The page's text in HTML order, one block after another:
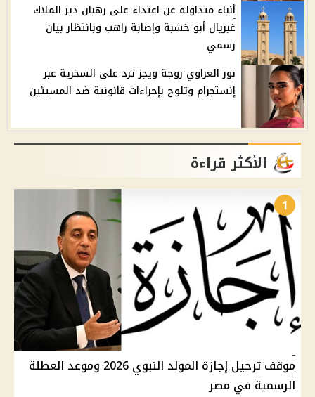
أنباء متداولة عن اعتداء على رهبان دير الملاك
غبريال أبو خشبة وإصابة راهب وبانتظار بيان
رسمي
نور العزاوي زوجة ويجز ترد على السخرية عبر
إنستجرام وتلوح بإجراءات قانونية ضد المسيئين
الأكثر قراءة
1
موقف ترحيل إجازة المولد النبوي 2026 وموعد العطلة
الرسمية في مصر